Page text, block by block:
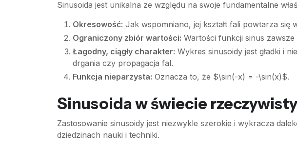
Sinusoida jest unikalna ze względu na swoje fundamentalne
Okresowość: Jak wspomniano, jej kształt fali powtarza się
Ograniczony zbiór wartości: Wartości funkcji sinus
Łagodny, ciągły charakter: Wykres sinusoidy jest gładki i
drgania czy propagacja fal.
Funkcja nieparzysta: Oznacza to, że $\sin(-x) = -\sin(x)$.
Sinusoida w świecie
Zastosowanie sinusoidy jest niezwykle szerokie i wykracza
dziedzinach nauki i techniki.